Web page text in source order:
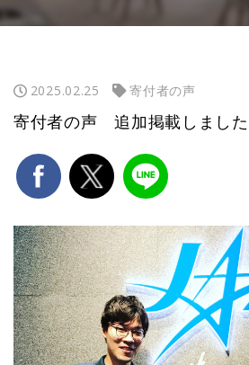
2025.02.25 寄付者の声
寄付者の声 追加掲載しました